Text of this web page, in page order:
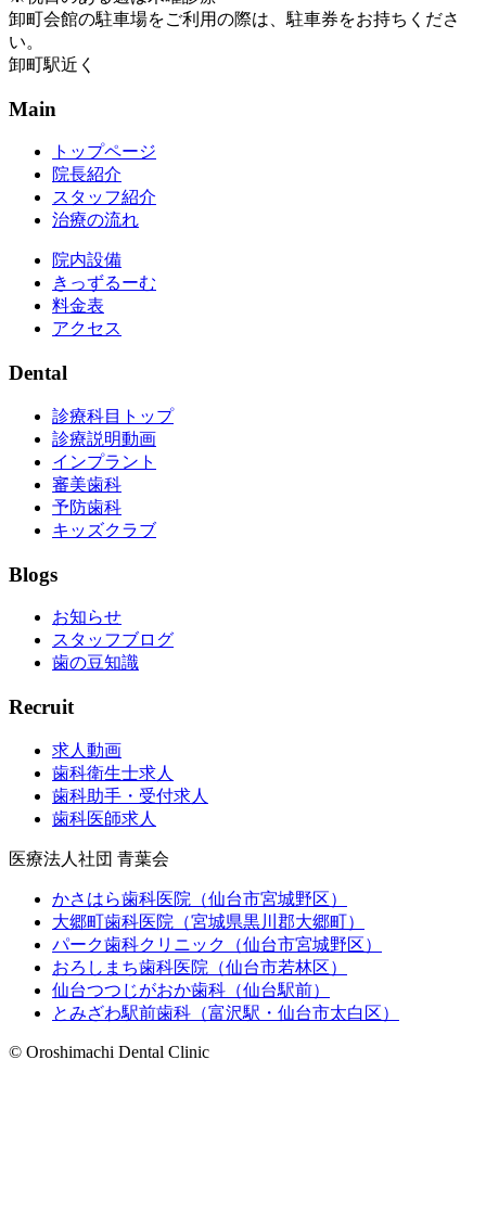
卸町会館の駐車場をご利用の際は、駐車券をお持ちくださ
い。
卸町駅近く
Main
トップページ
院長紹介
スタッフ紹介
治療の流れ
院内設備
きっずるーむ
料金表
アクセス
Dental
診療科目トップ
診療説明動画
インプラント
審美歯科
予防歯科
キッズクラブ
Blogs
お知らせ
スタッフブログ
歯の豆知識
Recruit
求人動画
歯科衛生士求人
歯科助手・受付求人
歯科医師求人
医療法人社団 青葉会
かさはら歯科医院（仙台市宮城野区）
大郷町歯科医院（宮城県黒川郡大郷町）
パーク歯科クリニック（仙台市宮城野区）
おろしまち歯科医院（仙台市若林区）
仙台つつじがおか歯科（仙台駅前）
とみざわ駅前歯科（富沢駅・仙台市太白区）
© Oroshimachi Dental Clinic